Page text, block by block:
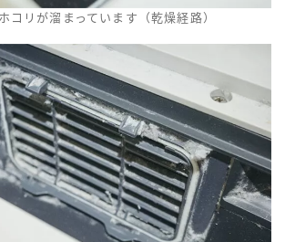
コリが溜まっています（乾燥経路）